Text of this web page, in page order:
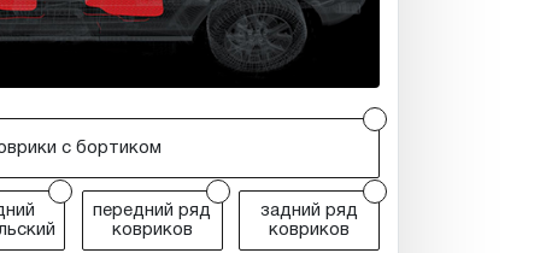
с бортиком
передний ряд
ковриков
задний ряд
ковриков